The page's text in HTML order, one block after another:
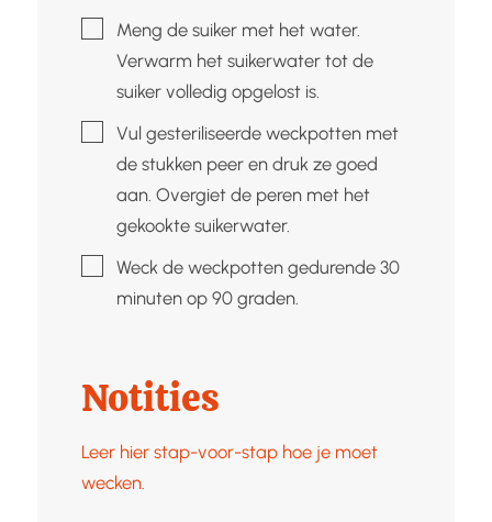
▢Meng de suiker met het water.
Verwarm het suikerwater tot de
suiker volledig opgelost is.
▢Vul gesteriliseerde weckpotten met
de stukken peer en druk ze goed
aan. Overgiet de peren met het
gekookte suikerwater.
▢Weck de weckpotten gedurende 30
minuten op 90 graden.
Notities
Leer hier stap-voor-stap hoe je moet
wecken.